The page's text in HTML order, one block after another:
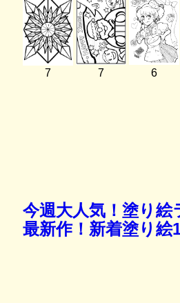
7 7 6
今週大人気！塗り絵
最新作！新着塗り絵